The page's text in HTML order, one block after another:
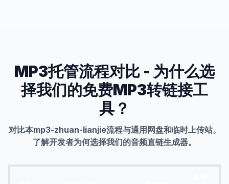
MP3托管流程对比 - 为什么选
择我们的免费MP3转链接工
具？
对比本mp3-zhuan-lianjie流程与通用网盘和临时上传站。
了解开发者为何选择我们的音频直链生成器。